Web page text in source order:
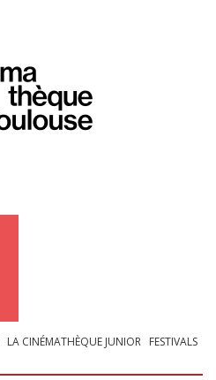
LA CINÉMATHÈQUE JUNIOR FESTIVALS